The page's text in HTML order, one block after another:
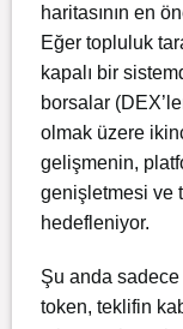
haritasının en
Eğer topluluk
kapalı bir
borsalar
olmak üzere
gelişmenin,
genişletmesi ve
hedefleniyor.
Şu anda
token, teklifin